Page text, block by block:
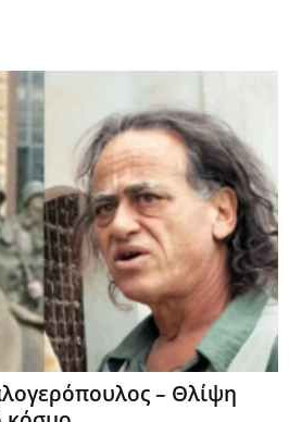
– Θλίψη